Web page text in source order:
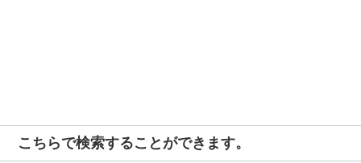
こちらで検索することができます。